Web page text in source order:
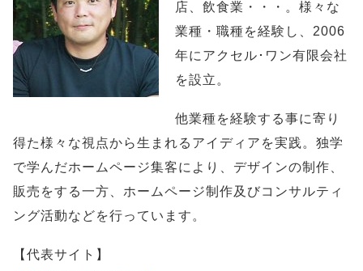
店、飲食業・・・。様々な
業種・職種を経験し、2006
年にアクセル･ワン有限会社
を設立。
他業種を経験する事に寄り
得た様々な視点から生まれるアイディアを実践。独学
で学んだホームページ集客により、デザインの制作、
販売をする一方、ホームページ制作及びコンサルティ
ング活動などを行っています。
【代表サイト】